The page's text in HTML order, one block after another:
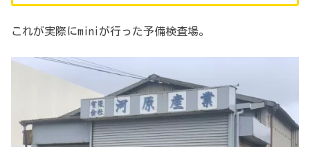
これが実際にminiが行った予備検査場。